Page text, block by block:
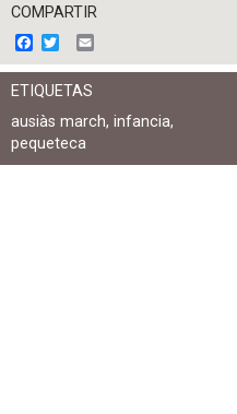
COMPARTIR
F
a
c
e
b
o
o
k
w
i
t
e
r
m
a
l
ETIQUETAS
ausiàs march,infancia,
pequeteca